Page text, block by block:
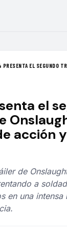
PRESENTA EL SEGUNDO
el
acción
de
a
en una intensa